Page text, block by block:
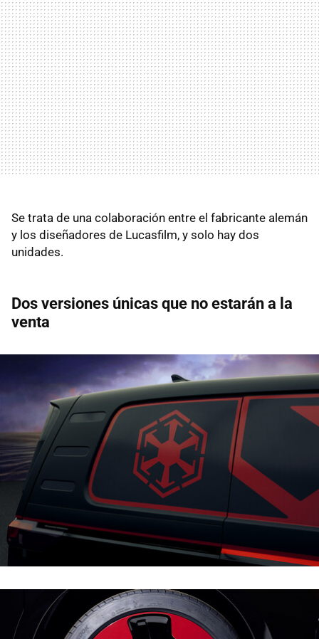
Se trata de una colaboración entre el fabricante alemán
y los diseñadores de Lucasfilm, y solo hay dos
unidades.
Dos versiones únicas que no estarán a la
venta